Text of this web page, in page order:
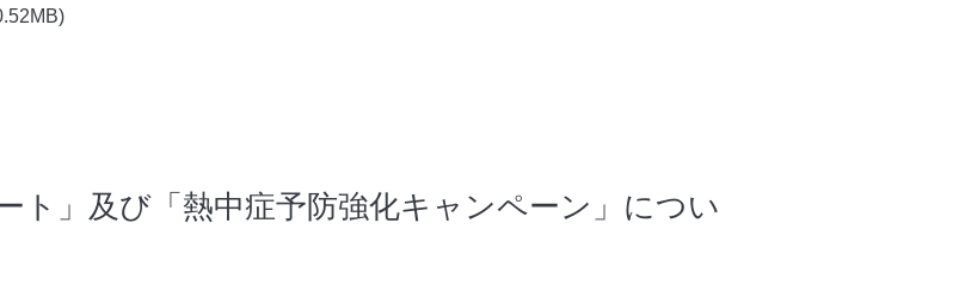
ト」及び「熱中症予防強化キャンペーン」につい